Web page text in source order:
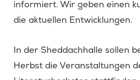
infor­miert. Wir geben einen
die aktuellen Entwicklungen.
In der Sheddach­halle sollen
Herbst die Veran­stal­tungen